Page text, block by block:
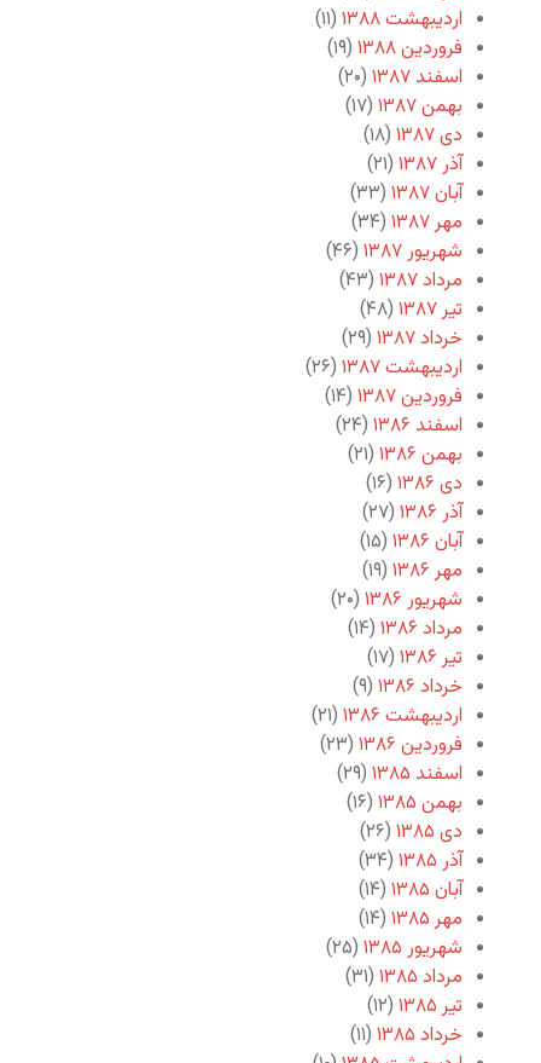
اردیبهشت ۱۳۸۸
(۱۱)
فروردین ۱۳۸۸
(۱۹)
اسفند ۱۳۸۷
(۲۰)
بهمن ۱۳۸۷
(۱۷)
دی ۱۳۸۷
(۱۸)
آذر ۱۳۸۷
(۲۱)
آبان ۱۳۸۷
(۳۳)
مهر ۱۳۸۷
(۳۴)
شهریور ۱۳۸۷
(۴۶)
مرداد ۱۳۸۷
(۴۳)
تیر ۱۳۸۷
(۴۸)
خرداد ۱۳۸۷
(۲۹)
اردیبهشت ۱۳۸۷
(۲۶)
فروردین ۱۳۸۷
(۱۴)
اسفند ۱۳۸۶
(۲۴)
بهمن ۱۳۸۶
(۲۱)
دی ۱۳۸۶
(۱۶)
آذر ۱۳۸۶
(۲۷)
آبان ۱۳۸۶
(۱۵)
مهر ۱۳۸۶
(۱۹)
شهریور ۱۳۸۶
(۲۰)
مرداد ۱۳۸۶
(۱۴)
تیر ۱۳۸۶
(۱۷)
خرداد ۱۳۸۶
(۹)
اردیبهشت ۱۳۸۶
(۲۱)
فروردین ۱۳۸۶
(۲۳)
اسفند ۱۳۸۵
(۲۹)
بهمن ۱۳۸۵
(۱۶)
دی ۱۳۸۵
(۲۶)
آذر ۱۳۸۵
(۳۴)
آبان ۱۳۸۵
(۱۴)
مهر ۱۳۸۵
(۱۴)
شهریور ۱۳۸۵
(۲۵)
مرداد ۱۳۸۵
(۳۱)
تیر ۱۳۸۵
(۱۲)
خرداد ۱۳۸۵
(۱۱)